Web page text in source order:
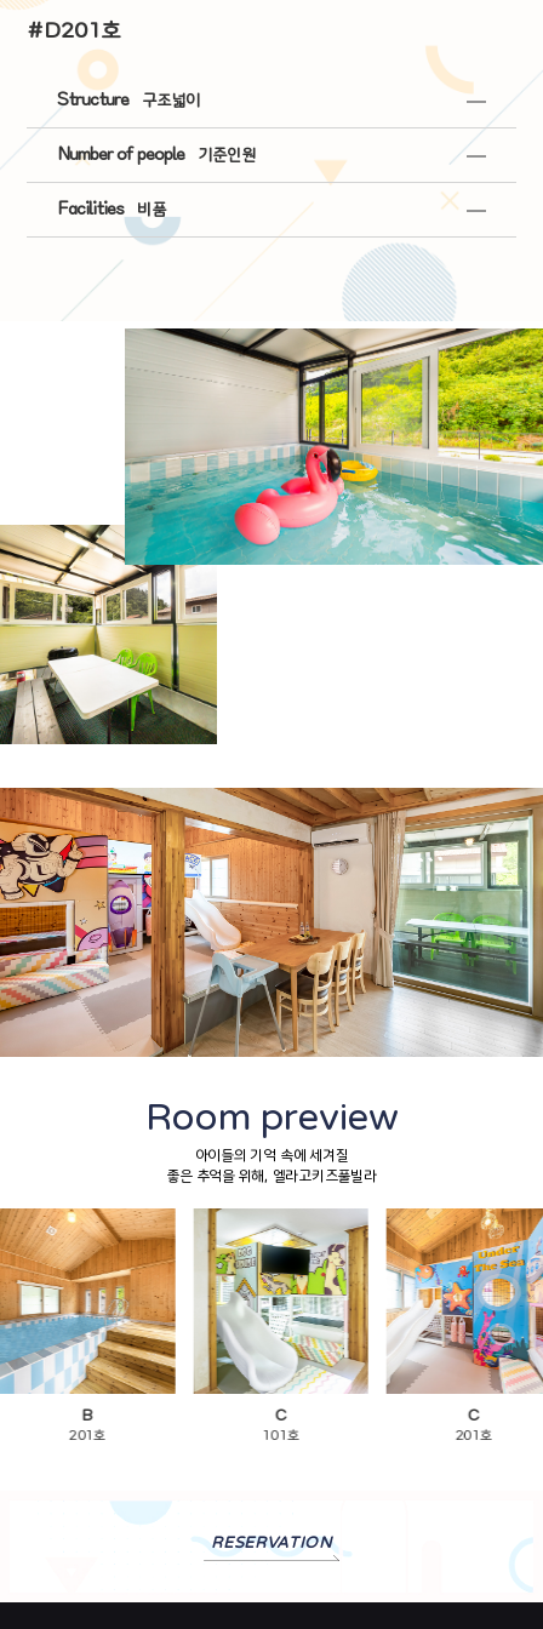
#D201호
Structure 구조넓이
Number of people 기준인원
Facilities 비품
Room preview
아이들의 기억 속에 세겨질
좋은 추억을 위해, 엘라고키즈풀빌라
B
201호
C
101호
C
201호
RESERVATION